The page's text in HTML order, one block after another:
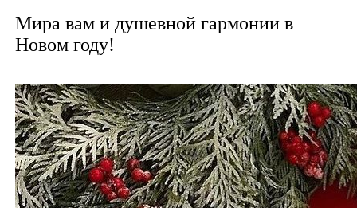
Мира вам и душевной гармонии в
Новом году!